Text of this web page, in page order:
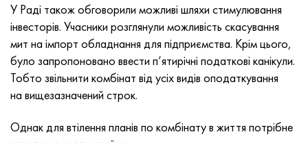
У Раді також обговорили можливі шляхи стимулювання
інвесторів. Учасники розглянули можливість скасування
мит на імпорт обладнання для підприємства. Крім цього,
було запропоновано ввести п’ятирічні податкові канікули.
Тобто звільнити комбінат від усіх видів оподаткування
на вищезазначений строк.
Однак для втілення планів по комбінату в життя потрібне
Нитроник 50
Нитроник 60
Нитроник 75
80НХС
81НМА
Види прецизійних сплавів
труба ХН77ТЮР
труба ХН78Т
Лист, круг, дріт ХН80ТБЮ
СП -17
40 титан
Сплав 28 - 1.4563
Сплав 31 - 1.4562
Сплав 254smo® - 1.4547
21НКМТ
37Х12Н8Г8МФБ
40Х10С2М
30хн3а, 31nicr14
34хн3ма, 36NiCrMo16, 35NiCrMo16
35hgs, 35хгс